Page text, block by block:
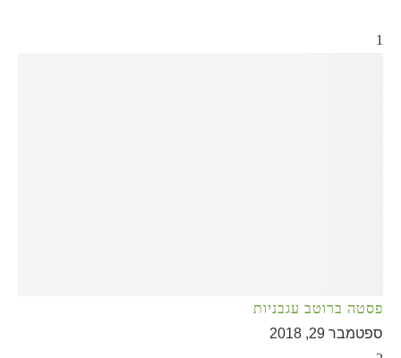
1
פסטה ברוטב עגבניות
ספטמבר 29, 2018